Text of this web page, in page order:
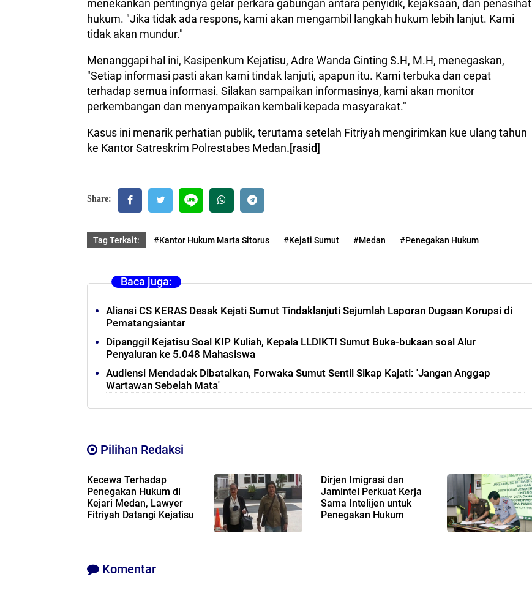
menekankan pentingnya gelar perkara gabungan antara penyidik, kejaksaan, dan penasihat
hukum. "Jika tidak ada respons, kami akan mengambil langkah hukum lebih lanjut. Kami
tidak akan mundur."
Menanggapi hal ini, Kasipenkum Kejatisu, Adre Wanda Ginting S.H, M.H, menegaskan,
"Setiap informasi pasti akan kami tindak lanjuti, apapun itu. Kami terbuka dan cepat
terhadap semua informasi. Silakan sampaikan informasinya, kami akan monitor
perkembangan dan menyampaikan kembali kepada masyarakat."
Kasus ini menarik perhatian publik, terutama setelah Fitriyah mengirimkan kue ulang tahun
ke Kantor Satreskrim Polrestabes Medan.[rasid]
Share:
Tag Terkait: #Kantor Hukum Marta Sitorus #Kejati Sumut #Medan #Penegakan Hukum
Baca juga:
Aliansi CS KERAS Desak Kejati Sumut Tindaklanjuti Sejumlah Laporan Dugaan Korupsi di
Pematangsiantar
Dipanggil Kejatisu Soal KIP Kuliah, Kepala LLDIKTI Sumut Buka-bukaan soal Alur
Penyaluran ke 5.048 Mahasiswa
Audiensi Mendadak Dibatalkan, Forwaka Sumut Sentil Sikap Kajati: 'Jangan Anggap
Wartawan Sebelah Mata'
Pilihan Redaksi
Kecewa Terhadap
Penegakan Hukum di
Kejari Medan, Lawyer
Fitriyah Datangi Kejatisu
Dirjen Imigrasi dan
Jamintel Perkuat Kerja
Sama Intelijen untuk
Penegakan Hukum
Komentar